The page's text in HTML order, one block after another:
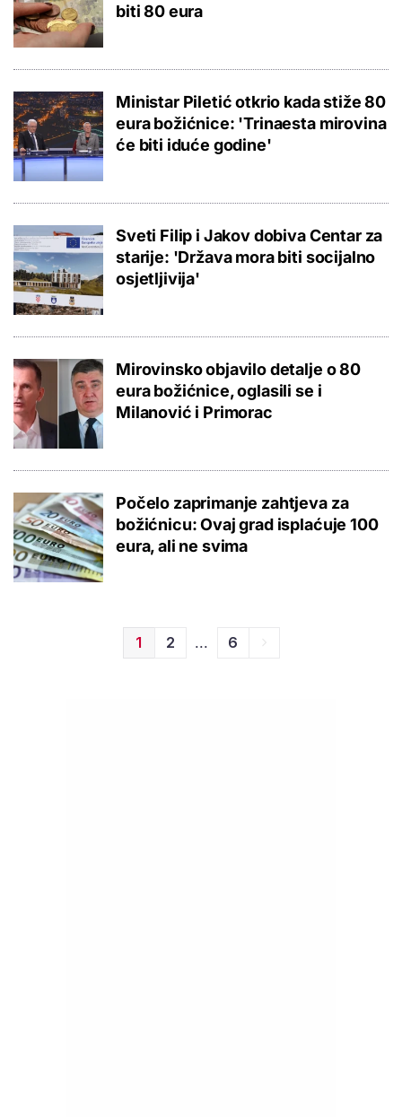
biti 80 eura
Ministar Piletić otkrio kada stiže 80
eura božićnice: 'Trinaesta mirovina
će biti iduće godine'
Sveti Filip i Jakov dobiva Centar za
starije: 'Država mora biti socijalno
osjetljivija'
Mirovinsko objavilo detalje o 80
eura božićnice, oglasili se i
Milanović i Primorac
Počelo zaprimanje zahtjeva za
božićnicu: Ovaj grad isplaćuje 100
eura, ali ne svima
1 2 ... 6